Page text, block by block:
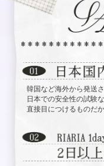
韓国など海外から発送
日本での安全性の試験
直接目につけるものだ